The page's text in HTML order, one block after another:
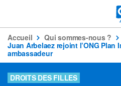
Accueil Qui sommes-nous ?
Juan Arbelaez rejoint l’ONG Plan
ambassadeur
DROITS DES FILLES